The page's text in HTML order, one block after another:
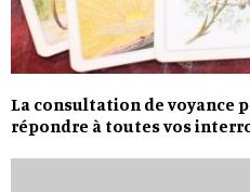
La consultation de voyance
répondre à toutes vos